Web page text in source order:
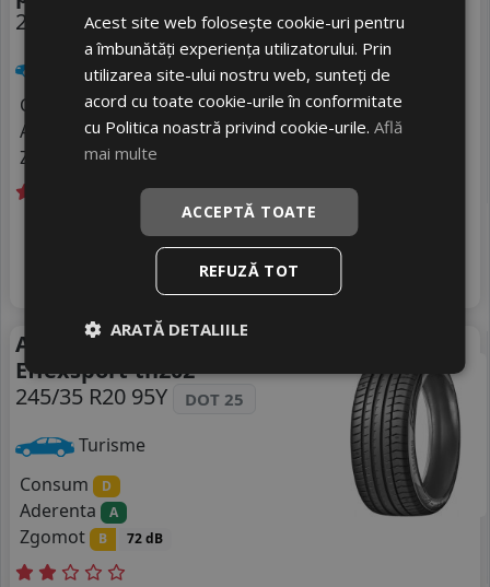
245/35 R20 95Y
Turisme
Consum C
Aderenta B
Zgomot A 69 dB
Livrare gratuită *
RON
Discount 26
Ultimele 2 bucati!
livrare 2/3 zile
Anvelope vara Triangle
Effexsport-th202
245/35 R20 95Y
DOT 25
Turisme
Consum
D
Aderenta A
Zgomot B 72 dB
Acest site web folosește cookie-uri pentru
a îmbunătăți experiența utilizatorului. Prin
utilizarea site-ului nostru web, sunteți de
acord cu toate cookie-urile în conformitate
cu Politica noastră privind cookie-urile.Află
mai multe
ACCEPTĂ TOATE
REFUZĂ TOT
ARATĂ DETALIILE